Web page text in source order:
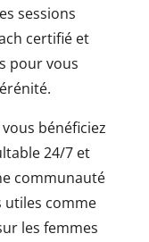
sessions
certifié et
pour vous
bénéficiez
24/7 et
communauté
utiles comme
les femmes